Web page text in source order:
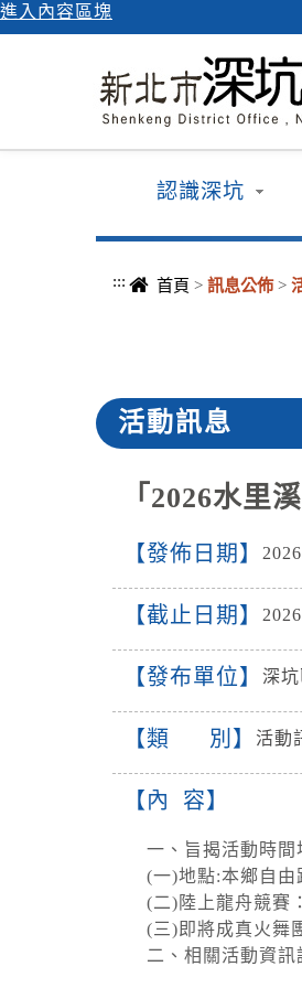
進入內容區塊
認識深坑
::: 首頁 > 訊息公佈>
活動訊息
「2026水
發佈日期
截止日期
發布單位 深
類 別 活動
內 容
一、旨揭活動時間
(一)地點:本鄉自由
(二)陸上龍舟競賽
(三)即將成真火舞
二、相關活動資訊